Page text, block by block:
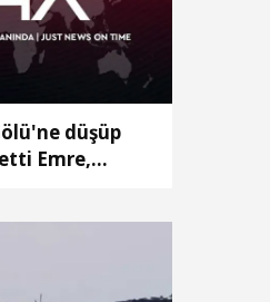
düşüp
Emre,